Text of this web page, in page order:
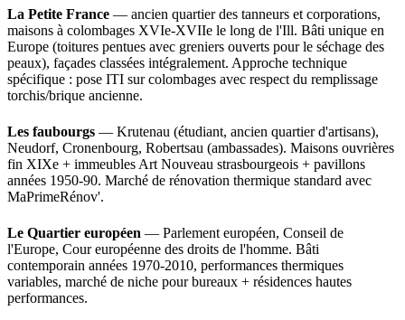
La Petite France — ancien quartier des tanneurs et corporations,
maisons à colombages XVIe-XVIIe le long de l'Ill. Bâti unique en
Europe (toitures pentues avec greniers ouverts pour le séchage des
peaux), façades classées intégralement. Approche technique
spécifique : pose ITI sur colombages avec respect du remplissage
torchis/brique ancienne.
Les faubourgs — Krutenau (étudiant, ancien quartier d'artisans),
Neudorf, Cronenbourg, Robertsau (ambassades). Maisons ouvrières
fin XIXe + immeubles Art Nouveau strasbourgeois + pavillons
années 1950-90. Marché de rénovation thermique standard avec
MaPrimeRénov'.
Le Quartier européen — Parlement européen, Conseil de
l'Europe, Cour européenne des droits de l'homme. Bâti
contemporain années 1970-2010, performances thermiques
variables, marché de niche pour bureaux + résidences hautes
performances.